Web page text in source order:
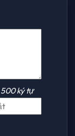
500 ký tự